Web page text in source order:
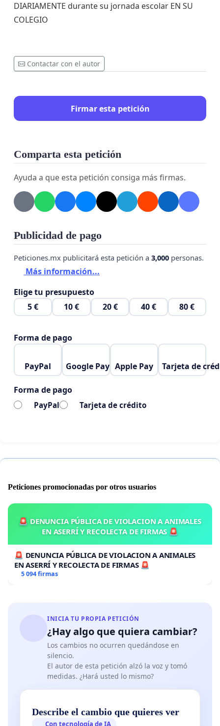
DIARIAMENTE durante su jornada escolar EN SU
COLEGIO
Contactar con el autor
Firmar esta petición
Comparta esta petición
Ayuda a que esta petición consiga más firmas.
Publicidad de pago
Peticiones.mx publicitará esta petición a 3,000 personas.
Más información...
Elige tu presupuesto
5 €
10 € 20 € 40 € 80 €
Forma de pago
PayPal Google Pay Apple Pay Tarjeta de
Forma de pago
PayPal Tarjeta de crédito
Peticiones promocionadas por otros usuarios
🚨 DENUNCIA PÚBLICA DE VIOLACION A ANIMALES
EN ASERRÍ Y RECOLECTA DE FIRMAS 🚨
🚨 DENUNCIA PÚBLICA DE VIOLACION A ANIMALES
EN ASERRÍ Y RECOLECTA DE FIRMAS 🚨
5 094 firmas
INICIA TU PROPIA PETICIÓN
¿Hay algo que quiera cambiar?
Los cambios no ocurren quedándose en
silencio.
El autor de esta petición alzó la voz y tomó
medidas. ¿Hará usted lo mismo?
Describe el cambio que quieres ver
Con tecnología de IA